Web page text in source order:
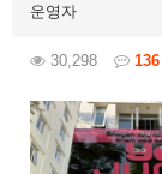
운영자
30,298 136